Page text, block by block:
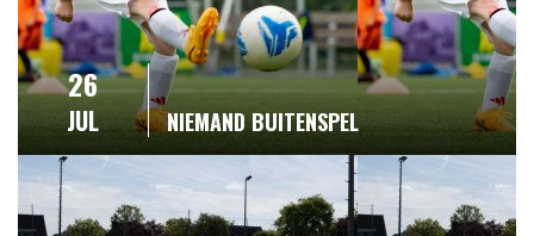
26
JUL NIEMAND BUITENSPEL